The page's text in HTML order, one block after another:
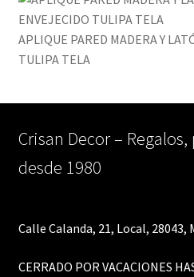
APLIQUE PARED MADERA Y
TULIPA TELA
Crisan Decor –
desde 1980
Calle Calanda, 21, Local, 28043,
CERRADO POR VACACIONES